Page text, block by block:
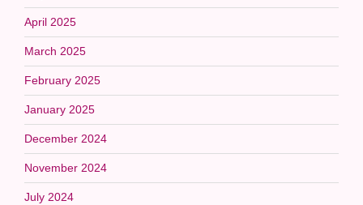
April 2025
March 2025
February 2025
January 2025
December 2024
November 2024
July 2024